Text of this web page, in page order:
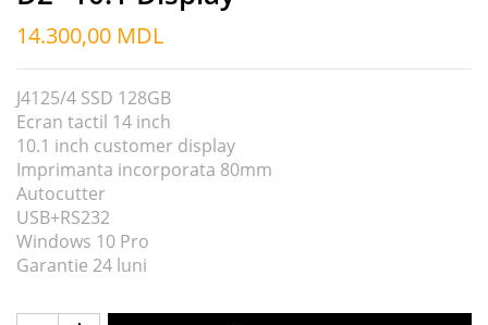
14.300,00 MDL
J4125/4 SSD 128GB
Ecran tactil 14 inch
10.1 inch customer display
Imprimanta incorporata 80mm
Autocutter
USB+RS232
Windows 10 Pro
Garantie 24 luni